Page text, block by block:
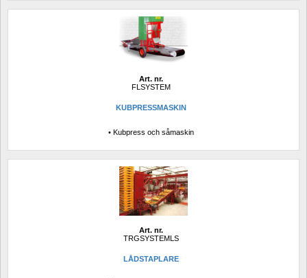
Art. nr.
FLSYSTEM
KUBPRESSMASKIN
• Kubpress och såmaskin
Art. nr.
TRGSYSTEMLS
LÅDSTAPLARE